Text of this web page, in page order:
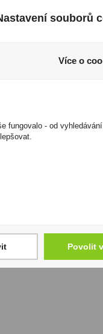
Jack Danielssouborů
Více o
fungovalo - od
Povolit